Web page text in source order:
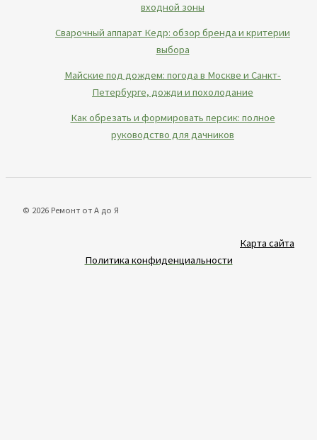
входной зоны
Сварочный аппарат Кедр: обзор бренда и критерии
выбора
Майские под дождем: погода в Москве и Санкт-
Петербурге, дожди и похолодание
Как обрезать и формировать персик: полное
руководство для дачников
© 2026 Ремонт от А до Я
Карта сайта
Политика конфиденциальности